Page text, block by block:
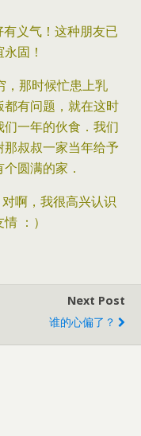
义气！这种朋友已
固！
，那时候忙患上乳
有问题，就在这时
一年的伙食．我们
叔叔一家当年给予
圆满的家．
啊，我很高兴认识
：）
Next Post
谁的心偏了？